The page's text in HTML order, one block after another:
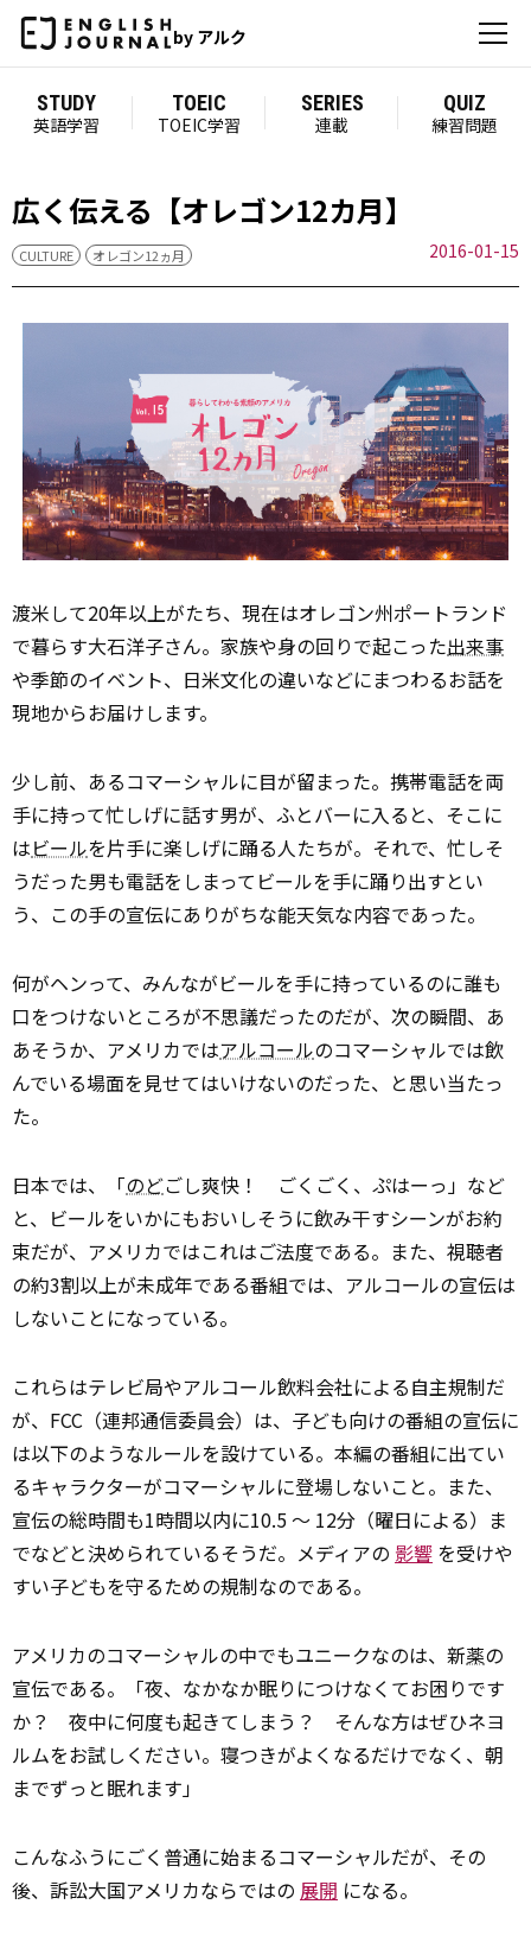
by アルク
STUDY
英語学習
TOEIC
TOEIC学習
SERIES
連載
QUIZ
練習問題
広く伝える【オレゴン12カ月】
CULTURE オレゴン12ヵ月 2016-01-15
渡米して20年以上がたち、現在はオレゴン州ポートランド
で暮らす大石洋子さん。家族や身の回りで起こった出来事
や季節のイベント、日米文化の違いなどにまつわるお話を
現地からお届けします。
少し前、あるコマーシャルに目が留まった。携帯電話を両
手に持って忙しげに話す男が、ふとバーに入ると、そこに
はビールを片手に楽しげに踊る人たちが。それで、忙しそ
うだった男も電話をしまってビールを手に踊り出すとい
う、この手の宣伝にありがちな能天気な内容であった。
何がヘンって、みんながビールを手に持っているのに誰も
口をつけないところが不思議だったのだが、次の瞬間、あ
あそうか、アメリカではアルコールのコマーシャルでは飲
んでいる場面を見せてはいけないのだった、と思い当たっ
た。
日本では、「のどごし爽快！ ごくごく、ぷはーっ」など
と、ビールをいかにもおいしそうに飲み干すシーンがお約
束だが、アメリカではこれはご法度である。また、視聴者
の約3割以上が未成年である番組では、アルコールの宣伝は
しないことになっている。
これらはテレビ局やアルコール飲料会社による自主規制だ
が、FCC（連邦通信委員会）は、子ども向けの番組の宣伝に
は以下のようなルールを設けている。本編の番組に出てい
るキャラクターがコマーシャルに登場しないこと。また、
宣伝の総時間も1時間以内に10.5 ～ 12分（曜日による）ま
でなどと決められているそうだ。メディアの 影響 を受けや
すい子どもを守るための規制なのである。
アメリカのコマーシャルの中でもユニークなのは、新薬の
宣伝である。「夜、なかなか眠りにつけなくてお困りです
か？ 夜中に何度も起きてしまう？ そんな方はぜひネヨ
ルムをお試しください。寝つきがよくなるだけでなく、朝
までずっと眠れます」
こんなふうにごく普通に始まるコマーシャルだが、その
後、訴訟大国アメリカならではの 展開 になる。